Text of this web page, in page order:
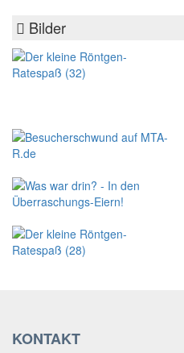
Bilder
KONTAKT